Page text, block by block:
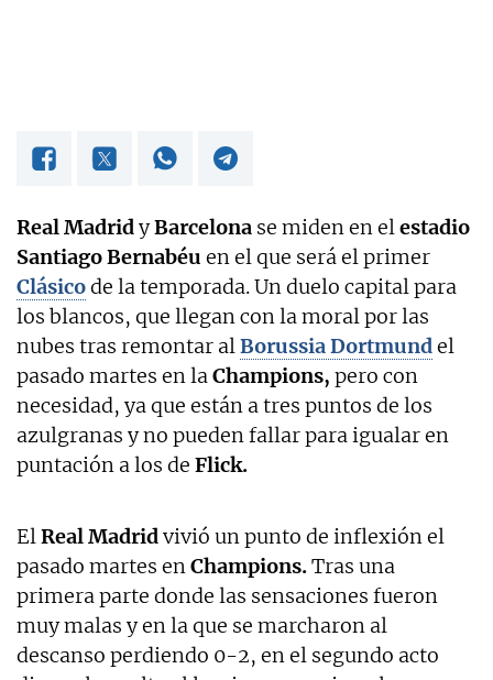
Real MadridyBarcelona se miden en elestadio
Santiago Bernabéu en el que será el primer
Clásicode la temporada. Un duelo capital para
los blancos, que llegan con la moral por las
nubes tras remontar alBorussia Dortmundel
pasado martes en laChampions, pero con
necesidad, ya que están a tres puntos de los
azulgranas y no pueden fallar para igualar en
puntación a los de Flick.
ElReal Madridvivió un punto de inflexión el
pasado martes enChampions.Tras una
primera parte donde las sensaciones fueron
muy malas y en la que se marcharon al
descanso perdiendo 0-2, en el segundo acto